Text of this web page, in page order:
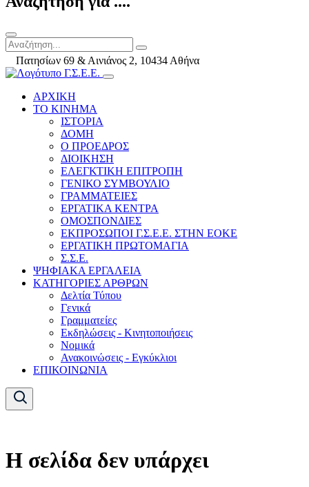
Πατησίων 69 & Αινιάνος 2, 10434 Αθήνα
ΑΡΧΙΚΗ
ΤΟ ΚΙΝΗΜΑ
ΙΣΤΟΡΙΑ
ΔΟΜΗ
Ο ΠΡΟΕΔΡΟΣ
ΔΙΟΙΚΗΣΗ
ΕΛΕΓΚΤΙΚΗ ΕΠΙΤΡΟΠΗ
ΓΕΝΙΚΟ ΣΥΜΒΟΥΛΙΟ
ΓΡΑΜΜΑΤΕΙΕΣ
ΕΡΓΑΤΙΚΑ ΚΕΝΤΡΑ
ΟΜΟΣΠΟΝΔΙΕΣ
ΕΚΠΡΟΣΩΠΟΙ Γ.Σ.Ε.Ε. ΣΤΗΝ ΕΟΚΕ
ΕΡΓΑΤΙΚΗ ΠΡΩΤΟΜΑΓΙΑ
Σ.Σ.Ε.
ΨΗΦΙΑΚΑ ΕΡΓΑΛΕΙΑ
ΚΑΤΗΓΟΡΙΕΣ ΑΡΘΡΩΝ
Δελτία Τύπου
Γενικά
Γραμματείες
Εκδηλώσεις - Κινητοποιήσεις
Νομικά
Ανακοινώσεις - Εγκύκλιοι
ΕΠΙΚΟΙΝΩΝΙΑ
Η σελίδα δεν υπάρχει